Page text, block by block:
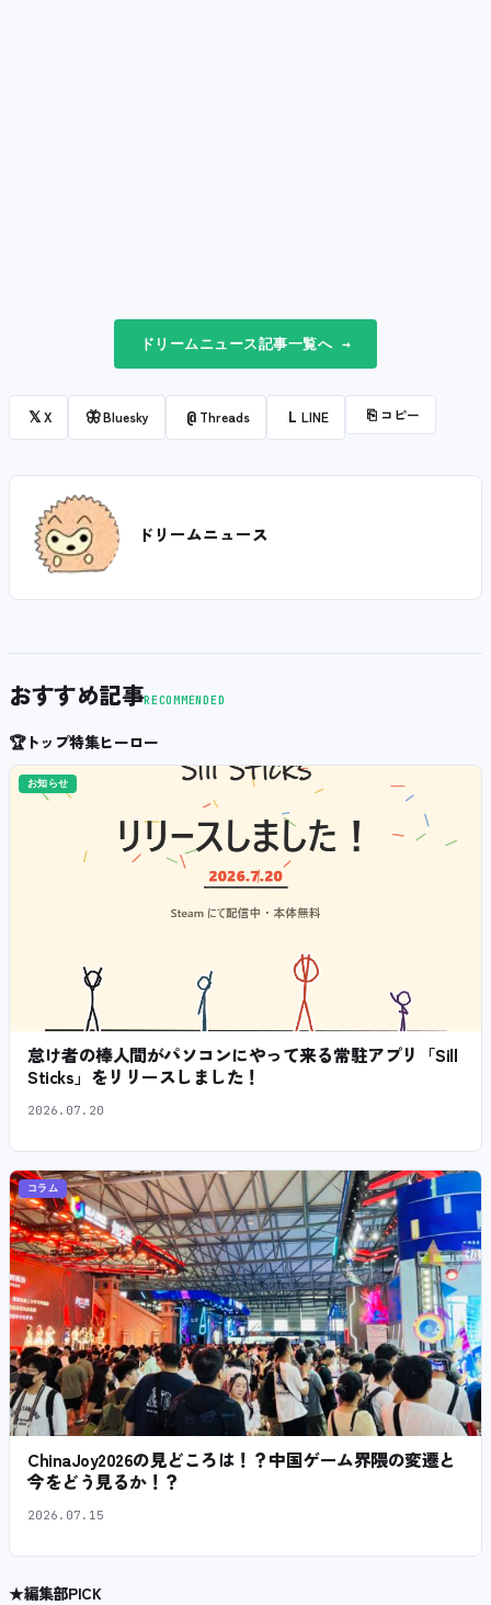
ドリームニュース記事一覧へ →
𝕏X 🦋Bluesky @ Threads L LINE ⎘ コピー
ドリームニュース
おすすめ記事RECOMMENDED
🏆トップ特集ヒーロー
お知らせ
怠け者の棒人間がパソコンにやって来る常駐アプリ「Sill
Sticks」をリリースしました！
2026.07.20
コラム
ChinaJoy2026の見どころは！？中国ゲーム界隈の変遷と
今をどう見るか！？
2026.07.15
★編集部PICK